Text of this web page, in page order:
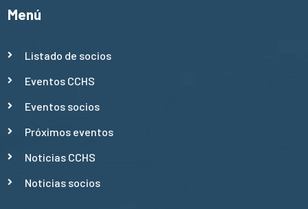
Menú
Listado de socios
Eventos CCHS
Eventos socios
Próximos eventos
Noticias CCHS
Noticias socios